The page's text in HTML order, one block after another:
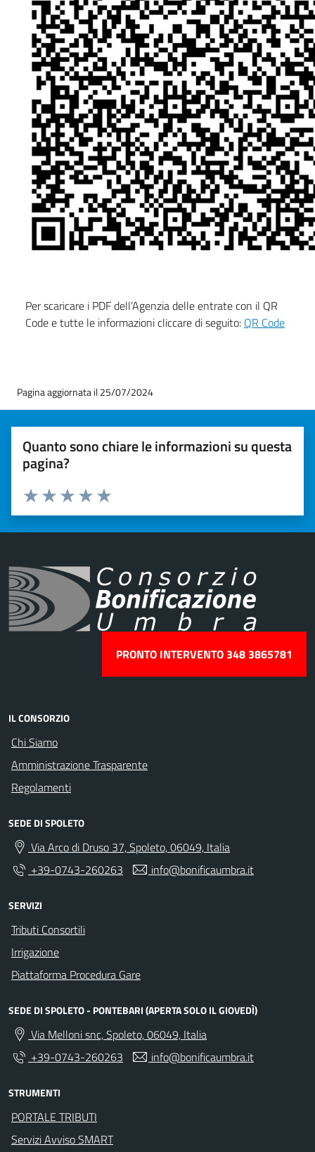
Per scaricare i PDF dell’Agenzia delle entrate con il QR
Code e tutte le informazioni cliccare di seguito: QR Code
Pagina aggiornata il 25/07/2024
Quanto sono chiare le informazioni su questa
pagina?
Valuta 5 stelle su 5
Valuta 4 stelle su 5
Valuta 3 stelle su 5
Valuta 2 stelle su 5
Valuta 1 stelle su 5
PRONTO INTERVENTO 348 3865781
IL CONSORZIO
Chi Siamo
Amministrazione Trasparente
Regolamenti
SEDE DI SPOLETO
Via Arco di Druso 37, Spoleto, 06049, Italia
+39-0743-260263
info@bonificaumbra.it
SERVIZI
Tributi Consortili
Irrigazione
Piattaforma Procedura Gare
SEDE DI SPOLETO - PONTEBARI (APERTA SOLO IL GIOVEDÌ)
Via Melloni snc, Spoleto, 06049, Italia
+39-0743-260263
info@bonificaumbra.it
STRUMENTI
PORTALE TRIBUTI
Servizi Avviso SMART